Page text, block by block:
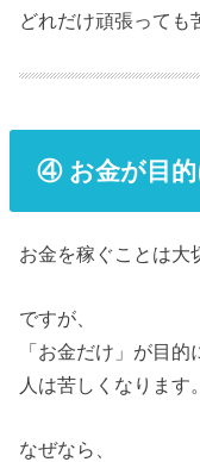
どれだけ頑張っても
④ お金が目的
お金を稼ぐことは大
ですが、
「お金だけ」が目的
人は苦しくなります。
なぜなら、